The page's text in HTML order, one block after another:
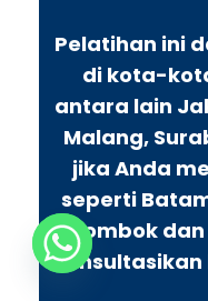
Pelatihan ini
di kota-
antara lain
Malang,
jika Anda
seperti
Lombok